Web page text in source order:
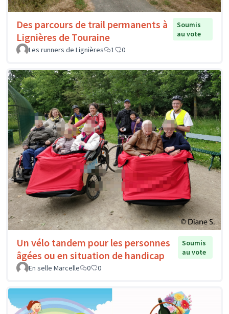
Des parcours de trail permanents à
Lignières de Touraine
Soumis
au vote
Les runners de Lignières
1 0
Un vélo tandem pour les personnes
âgées ou en situation de handicap
Soumis
au vote
En selle Marcelle
0 0